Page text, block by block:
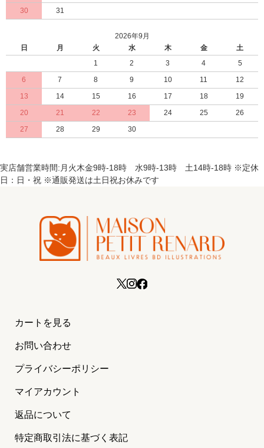
30
31
2026年9月
日
月 火 水 木 金
土
1
2 3 4
5
6
7 8 9 10 11
12
13
14 15 16 17 18
19
20
21 22 23 24 25
26
27
28 29 30
実店舗営業時間:月火木金9時-18時 水9時-13時 土14時-18時 ※定休
日：日・祝 ※通販発送は土日祝お休みです
カートを見る
お問い合わせ
プライバシーポリシー
マイアカウント
返品について
特定商取引法に基づく表記